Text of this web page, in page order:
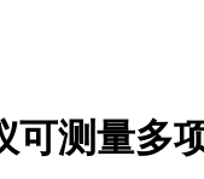
可测量多